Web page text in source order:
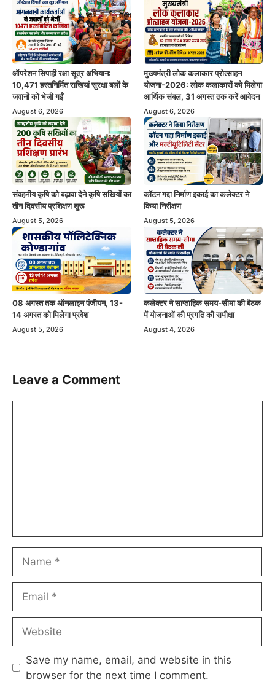
ऑपरेशन सिपाही रक्षा सूत्र अभियान:
10,471 हस्तनिर्मित राखियां सुरक्षा बलों के
जवानों को भेजी गईं
August 6, 2026
मुख्यमंत्री लोक कलाकार प्रोत्साहन
योजना-2026: लोक कलाकारों को मिलेगा
आर्थिक संबल, 31 अगस्त तक करें आवेदन
August 6, 2026
संवहनीय कृषि को बढ़ावा देने कृषि सखियों का
तीन दिवसीय प्रशिक्षण शुरू
August 5, 2026
कॉटन गद्दा निर्माण इकाई का कलेक्टर ने
किया निरीक्षण
August 5, 2026
08 अगस्त तक ऑनलाइन पंजीयन, 13-
14 अगस्त को मिलेगा प्रवेश
August 5, 2026
कलेक्टर ने साप्ताहिक समय-सीमा की बैठक
में योजनाओं की प्रगति की समीक्षा
August 4, 2026
Leave a Comment
Save my name, email, and website in this
browser for the next time I comment.